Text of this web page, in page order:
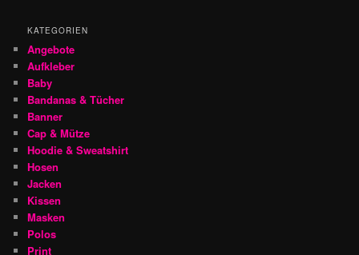
KATEGORIEN
Angebote
Aufkleber
Baby
Bandanas & Tücher
Banner
Cap & Mütze
Hoodie & Sweatshirt
Hosen
Jacken
Kissen
Masken
Polos
Print